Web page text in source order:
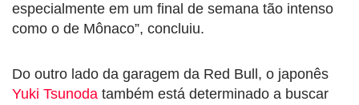
especialmente em um final de semana tão intenso
como o de Mônaco”, concluiu.
Do outro lado da garagem da Red Bull, o japonês
Yuki Tsunoda também está determinado a buscar